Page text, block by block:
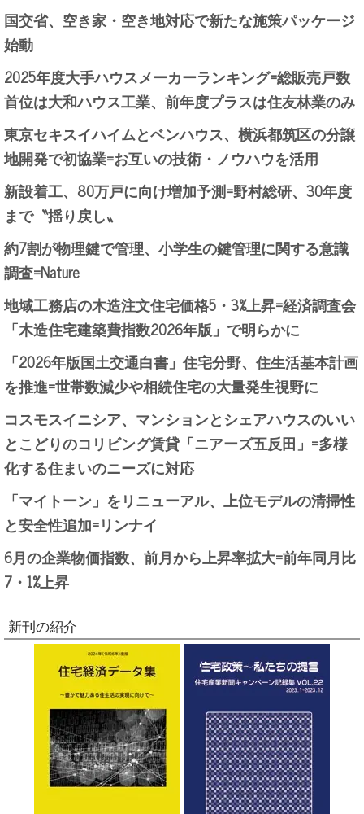
国交省、空き家・空き地対応で新たな施策パッケージ
始動
2025年度大手ハウスメーカーランキング=総販売戸数
首位は大和ハウス工業、前年度プラスは住友林業のみ
東京セキスイハイムとベンハウス、横浜都筑区の分譲
地開発で初協業=お互いの技術・ノウハウを活用
新設着工、80万戸に向け増加予測=野村総研、30年度
まで〝揺り戻し〟
約7割が物理鍵で管理、小学生の鍵管理に関する意識
調査=Nature
地域工務店の木造注文住宅価格5・3%上昇=経済調査会
「木造住宅建築費指数2026年版」で明らかに
「2026年版国土交通白書」住宅分野、住生活基本計画
を推進=世帯数減少や相続住宅の大量発生視野に
コスモスイニシア、マンションとシェアハウスのいい
とこどりのコリビング賃貸「ニアーズ五反田」=多様
化する住まいのニーズに対応
「マイトーン」をリニューアル、上位モデルの清掃性
と安全性追加=リンナイ
6月の企業物価指数、前月から上昇率拡大=前年同月比
7・1%上昇
新刊の紹介